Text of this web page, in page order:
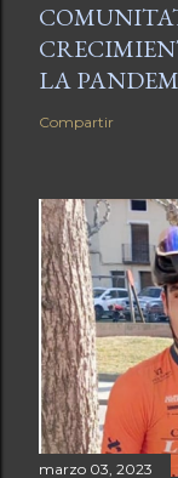
LA
Compartir
marzo 03, 2023